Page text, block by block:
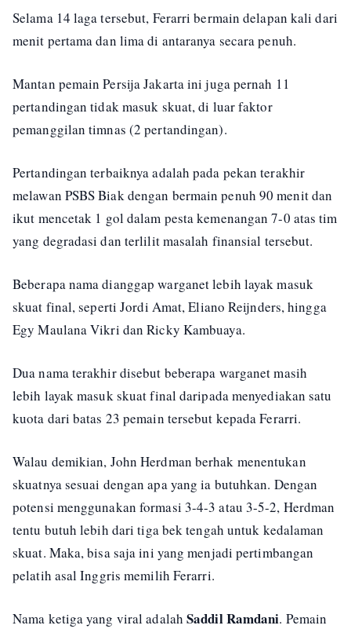
Selama 14 laga tersebut, Ferarri bermain delapan kali dari
menit pertama dan lima di antaranya secara penuh.
Mantan pemain Persija Jakarta ini juga pernah 11
pertandingan tidak masuk skuat, di luar faktor
pemanggilan timnas (2 pertandingan).
Pertandingan terbaiknya adalah pada pekan terakhir
melawan PSBS Biak dengan bermain penuh 90 menit dan
ikut mencetak 1 gol dalam pesta kemenangan 7-0 atas tim
yang degradasi dan terlilit masalah finansial tersebut.
Beberapa nama dianggap warganet lebih layak masuk
skuat final, seperti Jordi Amat, Eliano Reijnders, hingga
Egy Maulana Vikri dan Ricky Kambuaya.
Dua nama terakhir disebut beberapa warganet masih
lebih layak masuk skuat final daripada menyediakan satu
kuota dari batas 23 pemain tersebut kepada Ferarri.
Walau demikian, John Herdman berhak menentukan
skuatnya sesuai dengan apa yang ia butuhkan. Dengan
potensi menggunakan formasi 3-4-3 atau 3-5-2, Herdman
tentu butuh lebih dari tiga bek tengah untuk kedalaman
skuat. Maka, bisa saja ini yang menjadi pertimbangan
pelatih asal Inggris memilih Ferarri.
Nama ketiga yang viral adalah Saddil Ramdani. Pemain